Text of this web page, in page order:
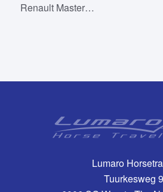
Renault Master…
Lumaro
Tuurkesweg 9